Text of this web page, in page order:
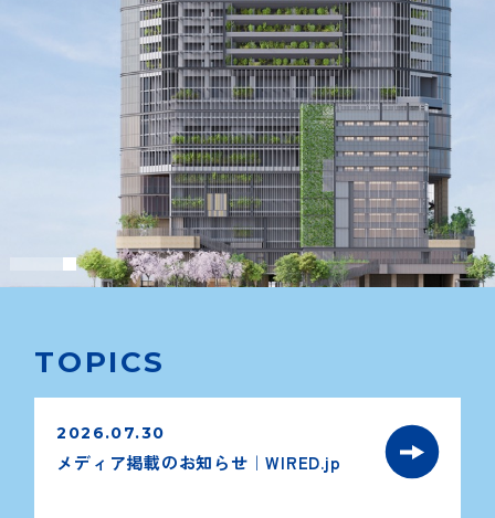
TOPICS
2026.07.30
メディア掲載のお知らせ｜WIRED.jp